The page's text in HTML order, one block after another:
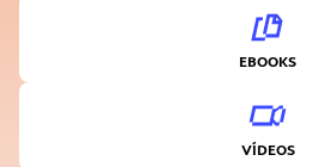
EBOOKS
VÍDEOS